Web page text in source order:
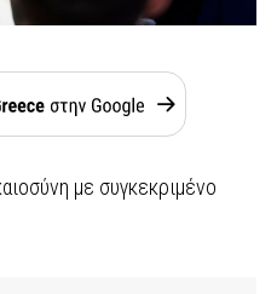
με συγκεκριμένο